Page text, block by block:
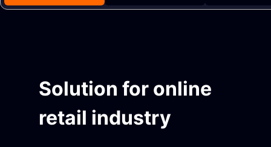
Solution for online
retail industry